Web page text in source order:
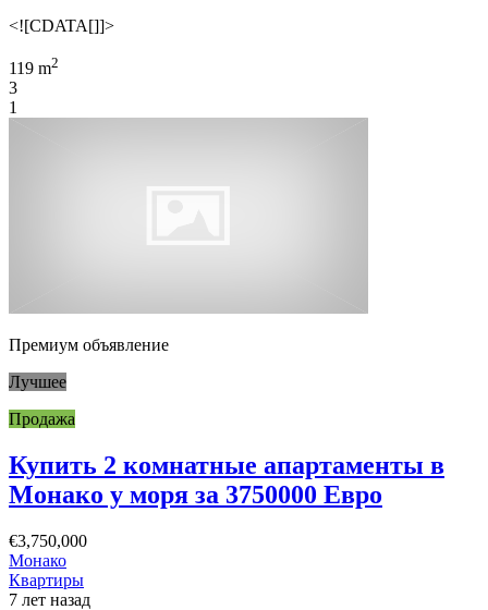
<![CDATA[]]>
119 m2
3
1
Премиум объявление
Лучшее
Продажа
Купить 2 комнатные апартаменты в
Монако у моря за 3750000 Евро
€3,750,000
Монако
Квартиры
7 лет назад